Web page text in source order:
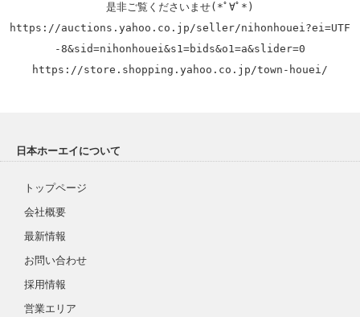
是非ご覧くださいませ(*ﾟ∀ﾟ*)
https://auctions.yahoo.co.jp/seller/nihonhouei?ei=UTF
-8&sid=nihonhouei&s1=bids&o1=a&slider=0
https://store.shopping.yahoo.co.jp/town-houei/
日本ホーエイについて
トップページ
会社概要
最新情報
お問い合わせ
採用情報
営業エリア